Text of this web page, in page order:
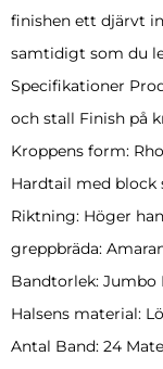
finishen ett djärvt
samtidigt som du
Specifikationer
och stall Finish på
Kroppens form:
Hardtail med block
Riktning: Höger
greppbräda:
Bandtorlek: Jumbo
Halsens material:
Antal Band: 24